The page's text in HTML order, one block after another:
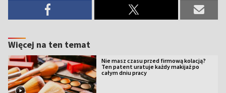
Więcej na ten temat
Nie masz czasu przed firmową kolacją?
Ten patent uratuje każdy makijaż po
całym dniu pracy